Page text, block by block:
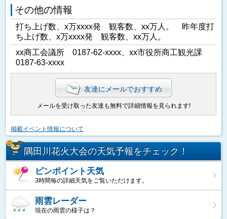
その他の情報
打ち上げ数、x万xxxx発 観客数、xx万人。 昨年度打
ち上げ数、x万xxxx発 観客数、xx万人。
xx商工会議所 0187-62-xxxx、xx市役所商工観光課
0187-63-xxxx
友達にメールでおすすめ
メールを受け取った友達も無料で詳細情報を見られます!
掲載イベント情報について
隅田川花火大会の天気予報をチェック！
ピンポイント天気
3時間毎の詳細天気をご覧いただけます。
雨雲レーダー
現在の雨雲の様子は？